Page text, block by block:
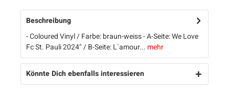
Beschreibung
- Coloured Vinyl / Farbe: braun-weiss - A-Seite: We Love
Fc St. Pauli 2024" / B-Seite: L`amour... mehr
Könnte Dich ebenfalls interessieren